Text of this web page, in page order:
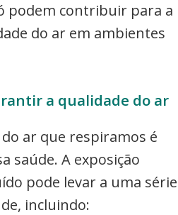
podem contribuir para a
do ar em ambientes
a qualidade do ar
ar que respiramos é
saúde. A exposição
pode levar a uma série
incluindo: